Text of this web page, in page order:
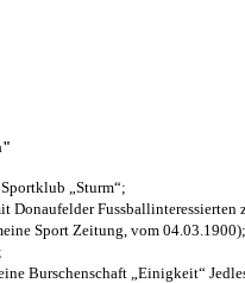
„Sturm“;
Donaufelder Fussballinteressierten
Sport Zeitung, vom 04.03.1900);
Burschenschaft „Einigkeit“